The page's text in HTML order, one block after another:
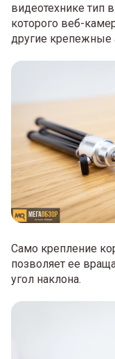
видеотехнике тип
которого веб-
другие крепежные
Само крепление
позволяет ее
угол наклона.